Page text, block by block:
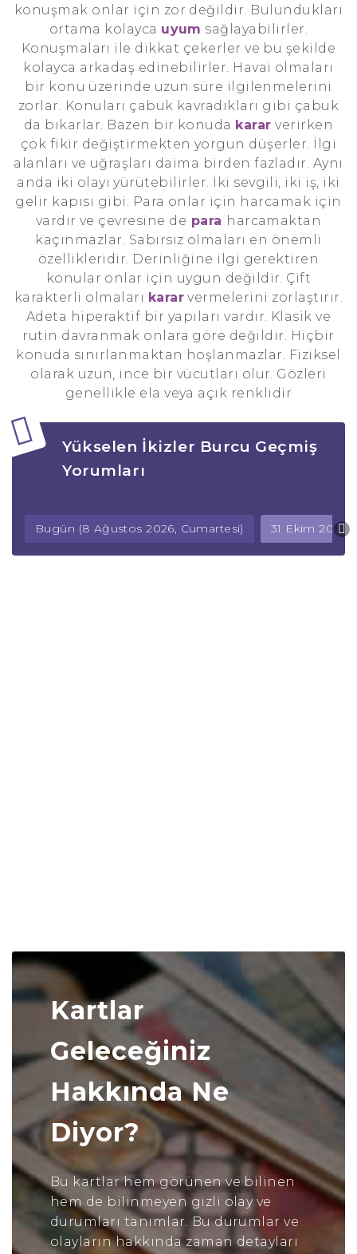
konuşmak onlar için zor değildir. Bulundukları
ortama kolayca uyum sağlayabilirler.
Konuşmaları ile dikkat çekerler ve bu şekilde
kolayca arkadaş edinebilirler. Havai olmaları
bir konu üzerinde uzun süre ilgilenmelerini
zorlar. Konuları çabuk kavradıkları gibi çabuk
da bıkarlar. Bazen bir konuda karar verirken
çok fikir değiştirmekten yorgun düşerler. İlgi
alanları ve uğraşları daima birden fazladır. Aynı
anda iki olayı yürütebilirler. İki sevgili, iki iş, iki
gelir kapısı gibi. Para onlar için harcamak için
vardır ve çevresine de para harcamaktan
kaçınmazlar. Sabırsız olmaları en önemli
özellikleridir. Derinliğine ilgi gerektiren
konular onlar için uygun değildir. Çift
karakterli olmaları karar vermelerini zorlaştırır.
Adeta hiperaktif bir yapıları vardır. Klasik ve
rutin davranmak onlara göre değildir. Hiçbir
konuda sınırlanmaktan hoşlanmazlar. Fiziksel
olarak uzun, ince bir vücutları olur. Gözleri
genellikle ela veya açık renklidir
Yükselen İkizler Burcu Geçmiş
Yorumları
Bugün (8 Ağustos 2026, Cumartesi) 31 Ekim
Kartlar
Geleceğiniz
Hakkında Ne
Diyor?
Bu kartlar hem görünen ve bilinen
hem de bilinmeyen gizli olay ve
durumları tanımlar. Bu durumlar ve
olayların hakkında zaman detayları